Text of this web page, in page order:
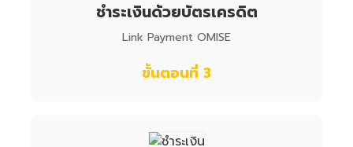
ชำระเงินด้วยบัตรเครดิต
Link Payment OMISE
ขั้นตอนที่ 3